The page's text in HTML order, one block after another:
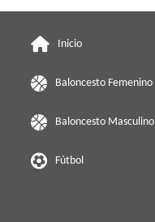
Inicio
Baloncesto Femenino
Baloncesto Masculino
Fútbol